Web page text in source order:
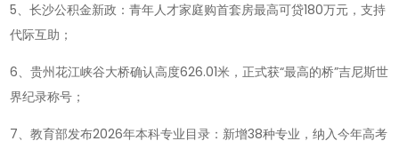
5、长沙公积金新政：青年人才家庭购首套房最高可贷180万元，支持
代际互助；
6、贵州花江峡谷大桥确认高度626.01米，正式获“最高的桥”吉尼斯世
界纪录称号；
7、教育部发布2026年本科专业目录：新增38种专业，纳入今年高考